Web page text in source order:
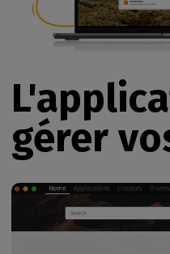
gérer